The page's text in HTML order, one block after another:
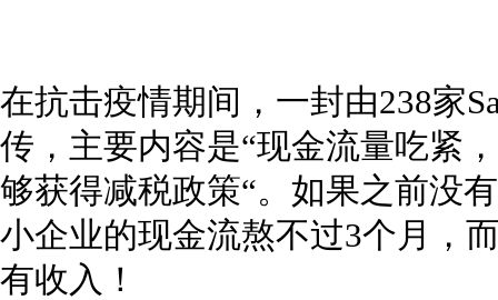
在抗击疫情期间，一封由238家
传，主要内容是“现金流量吃紧
够获得减税政策“。如果之前没
小企业的现金流熬不过3个月，
有收入！